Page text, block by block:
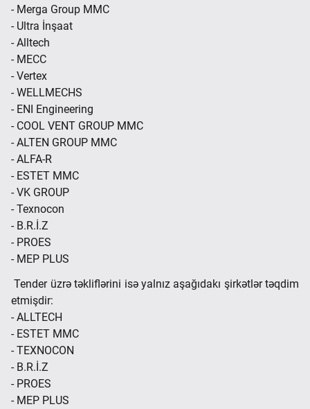
- Merga Group MMC
- Ultra İnşaat
- Alltech
- MECC
- Vertex
- WELLMECHS
- ENI Engineering
- COOL VENT GROUP MMC
- ALTEN GROUP MMC
- ALFA-R
- ESTET MMC
- VK GROUP
- Texnocon
- B.R.İ.Z
- PROES
- MEP PLUS
Tender üzrə təkliflərini isə yalnız aşağıdakı şirkətlər təqdim
etmişdir:
- ALLTECH
- ESTET MMC
- TEXNOCON
- B.R.İ.Z
- PROES
- MEP PLUS